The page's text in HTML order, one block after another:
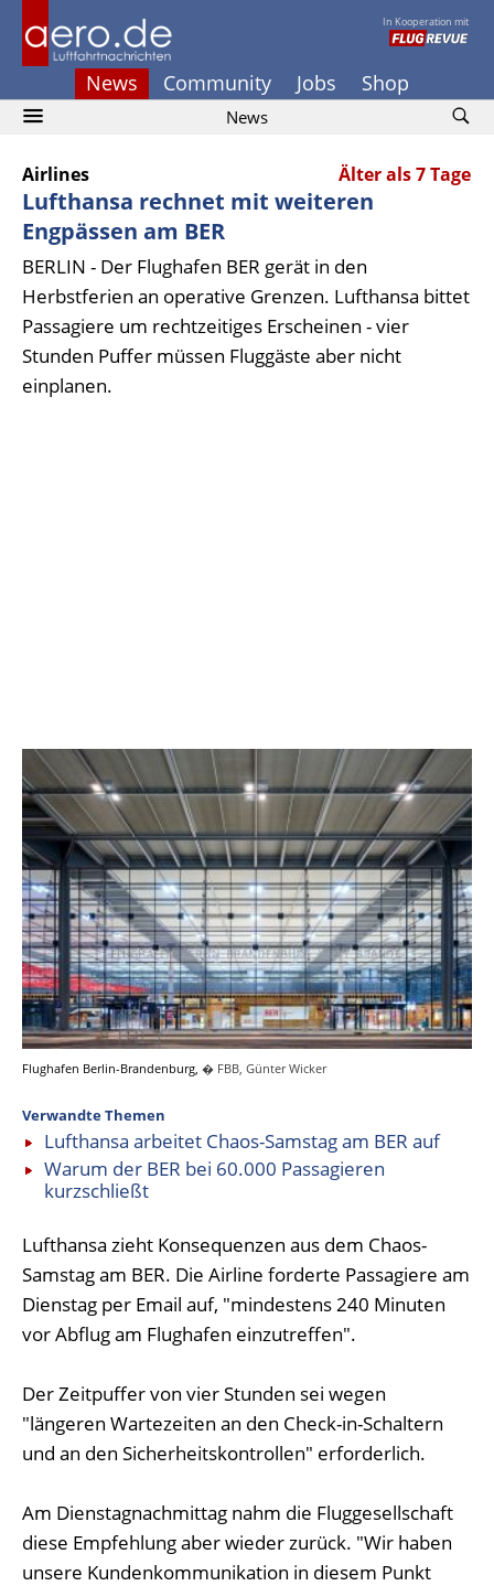
In Kooperation mit
News Community Jobs Shop
News
Airlines Älter als 7 Tage
Lufthansa rechnet mit weiteren
Engpässen am BER
BERLIN - Der Flughafen BER gerät in den
Herbstferien an operative Grenzen. Lufthansa bittet
Passagiere um rechtzeitiges Erscheinen - vier
Stunden Puffer müssen Fluggäste aber nicht
einplanen.
Flughafen Berlin-Brandenburg, � FBB, Günter Wicker
Verwandte Themen
Lufthansa arbeitet Chaos-Samstag am BER auf
Warum der BER bei 60.000 Passagieren
kurzschließt
Lufthansa zieht Konsequenzen aus dem Chaos-
Samstag am BER. Die Airline forderte Passagiere am
Dienstag per Email auf, "mindestens 240 Minuten
vor Abflug am Flughafen einzutreffen".
Der Zeitpuffer von vier Stunden sei wegen
"längeren Wartezeiten an den Check-in-Schaltern
und an den Sicherheitskontrollen" erforderlich.
Am Dienstagnachmittag nahm die Fluggesellschaft
diese Empfehlung aber wieder zurück. "Wir haben
unsere Kundenkommunikation in diesem Punkt